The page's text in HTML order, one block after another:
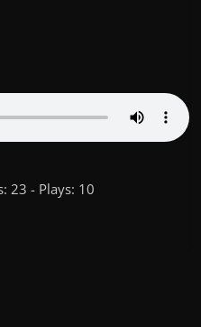
23 - Plays: 10